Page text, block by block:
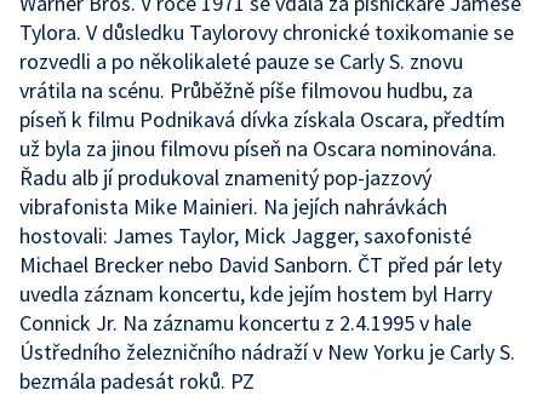
Tylora. V důsledku Taylorovy chronické toxikomanie se
rozvedli a po několikaleté pauze se Carly S. znovu
vrátila na scénu. Průběžně píše filmovou hudbu, za
píseň k filmu Podnikavá dívka získala Oscara, předtím
už byla za jinou filmovu píseň na Oscara nominována.
Řadu alb jí produkoval znamenitý pop-jazzový
vibrafonista Mike Mainieri. Na jejích nahrávkách
hostovali: James Taylor, Mick Jagger, saxofonisté
Michael Brecker nebo David Sanborn. ČT před pár lety
uvedla záznam koncertu, kde jejím hostem byl Harry
Connick Jr. Na záznamu koncertu z 2.4.1995 v hale
Ústředního železničního nádraží v New Yorku je Carly S.
bezmála padesát roků. PZ